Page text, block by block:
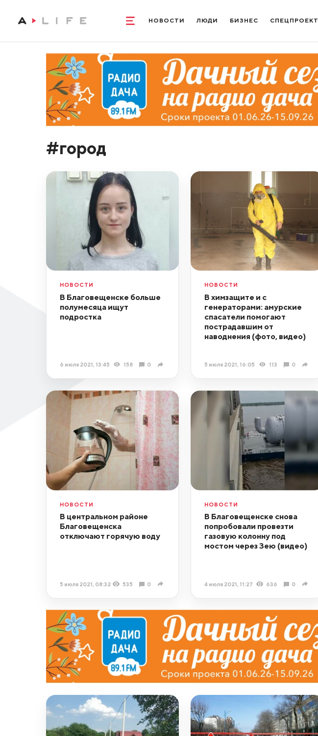
НОВОСТИ ЛЮДИ БИЗНЕС СПЕЦПРОЕКТ
#город
НОВОСТИ
В Благовещенске больше
полумесяца ищут
подростка
6 июля 2021, 13:45 158 0
НОВОСТИ
В химзащите и с
генераторами: амурские
спасатели помогают
пострадавшим от
наводнения (фото, видео)
5 июля 2021, 16:05 113 0
НОВОСТИ
В центральном районе
Благовещенска
отключают горячую воду
5 июля 2021, 08:32 535 0
НОВОСТИ
В Благовещенске снова
попробовали провезти
газовую колонну под
мостом через Зею (видео)
4 июля 2021, 11:27 636 0